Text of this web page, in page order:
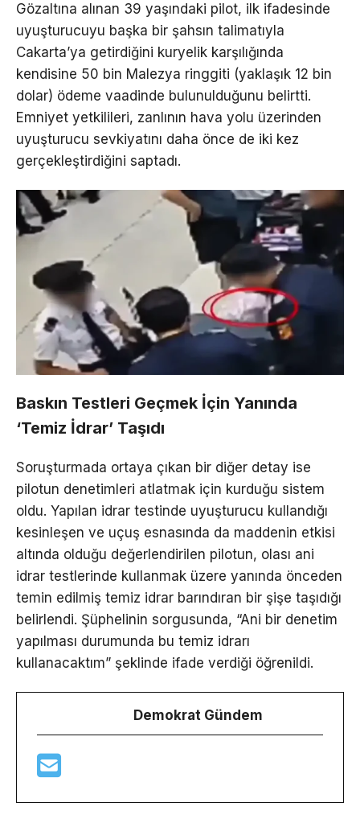
Gözaltına alınan 39 yaşındaki pilot, ilk ifadesinde
uyuşturucuyu başka bir şahsın talimatıyla
Cakarta’ya getirdiğini kuryelik karşılığında
kendisine 50 bin Malezya ringgiti (yaklaşık 12 bin
dolar) ödeme vaadinde bulunulduğunu belirtti.
Emniyet yetkilileri, zanlının hava yolu üzerinden
uyuşturucu sevkiyatını daha önce de iki kez
gerçekleştirdiğini saptadı.
Baskın Testleri Geçmek İçin Yanında
‘Temiz İdrar’ Taşıdı
Soruşturmada ortaya çıkan bir diğer detay ise
pilotun denetimleri atlatmak için kurduğu sistem
oldu. Yapılan idrar testinde uyuşturucu kullandığı
kesinleşen ve uçuş esnasında da maddenin etkisi
altında olduğu değerlendirilen pilotun, olası ani
idrar testlerinde kullanmak üzere yanında önceden
temin edilmiş temiz idrar barındıran bir şişe taşıdığı
belirlendi. Şüphelinin sorgusunda, “Ani bir denetim
yapılması durumunda bu temiz idrarı
kullanacaktım” şeklinde ifade verdiği öğrenildi.
Demokrat Gündem